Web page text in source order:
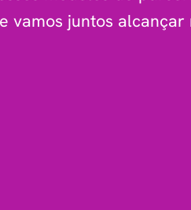
vamos juntos alcançar